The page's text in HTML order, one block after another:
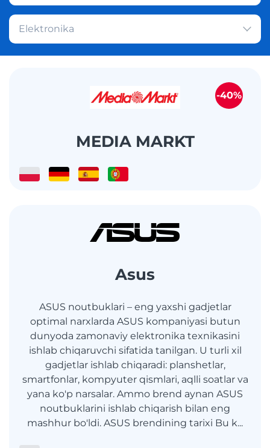
Elektronika
MEDIA MARKT
-40%
Asus
ASUS noutbuklari – eng yaxshi gadjetlar
optimal narxlarda ASUS kompaniyasi butun
dunyoda zamonaviy elektronika texnikasini
ishlab chiqaruvchi sifatida tanilgan. U turli xil
gadjetlar ishlab chiqaradi: planshetlar,
smartfonlar, kompyuter qismlari, aqlli soatlar va
yana ko'p narsalar. Ammo brend aynan ASUS
noutbuklarini ishlab chiqarish bilan eng
mashhur bo'ldi. ASUS brendining tarixi Bu k...